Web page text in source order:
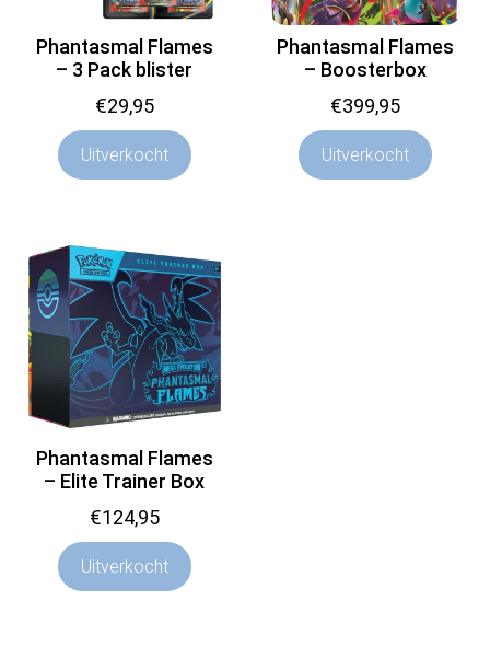
Phantasmal Flames
– 3 Pack blister
€29,95
Uitverkocht
Phantasmal Flames
– Boosterbox
€399,95
Uitverkocht
Phantasmal Flames
– Elite Trainer Box
€124,95
Uitverkocht